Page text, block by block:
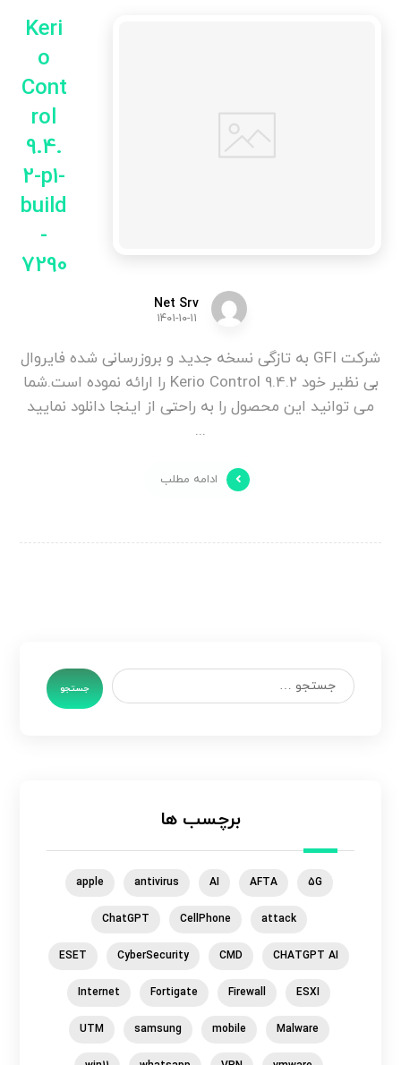
Keri
o
Cont
rol
9.4.
2-p1-
build
-
7290
Net Srv
۱۴۰۱-۱۰-۱۱
شرکت GFI به تازگی نسخه جدید و بروزرسانی شده فایروال
بی نظیر خود Kerio Control 9.4.2 را ارائه نموده است.شما
می توانید این محصول را به راحتی از اینجا دانلود نمایید
...
ادامه مطلب
جستجو
برچسب ها
5G
AFTA
AI
antivirus
apple
attack
CellPhone
ChatGPT
CHATGPT AI
CMD
CyberSecurity
ESET
ESXI
Firewall
Fortigate
Internet
Malware
mobile
samsung
UTM